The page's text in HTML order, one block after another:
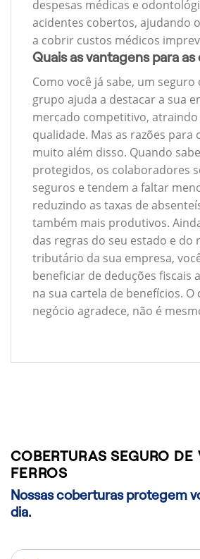
despesas médicas e
acidentes cobertos, ajudando
a cobrir custos médicos
Quais as vantagens para
Como você já sabe, um seguro
grupo ajuda a destacar a sua
mercado competitivo,
qualidade. Mas as razões para
muito além disso. Quando
protegidos, os colaboradores
seguros e tendem a faltar
reduzindo as taxas de
também mais produtivos.
das regras do seu estado e do
tributário da sua empresa,
beneficiar de deduções fiscais
na sua cartela de benefícios. O
negócio agradece, não é
COBERTURAS SEGURO DE
FERROS
Nossas coberturas protegem
dia.